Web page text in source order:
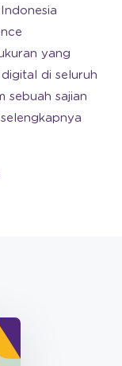
yang
di seluruh
sebuah sajian